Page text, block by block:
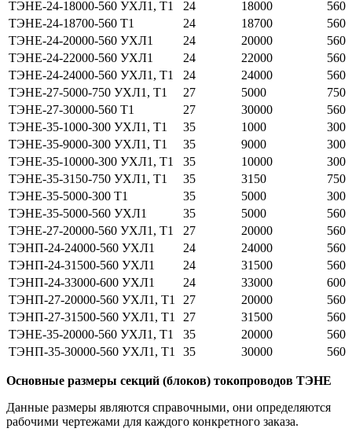
ТЭНЕ-24-18000-560 УХЛ1, Т1
24 18000
560
ТЭНЕ-24-18700-560 Т1
24 18700
560
ТЭНЕ-24-20000-560 УХЛ1
24 20000
560
ТЭНЕ-24-22000-560 УХЛ1
24 22000
560
ТЭНЕ-24-24000-560 УХЛ1, Т1
24 24000
560
ТЭНЕ-27-5000-750 УХЛ1, Т1
27 5000
750
ТЭНЕ-27-30000-560 Т1
27 30000
560
ТЭНЕ-35-1000-300 УХЛ1, Т1
35 1000
300
ТЭНЕ-35-9000-300 УХЛ1, Т1
35 9000
300
ТЭНЕ-35-10000-300 УХЛ1, Т1
35 10000
300
ТЭНЕ-35-3150-750 УХЛ1, Т1
35 3150
750
ТЭНЕ-35-5000-300 Т1
35 5000
300
ТЭНЕ-35-5000-560 УХЛ1
35 5000
560
ТЭНЕ-27-20000-560 УХЛ1, Т1
27 20000
560
ТЭНП-24-24000-560 УХЛ1
24 24000
560
ТЭНП-24-31500-560 УХЛ1
24 31500
560
ТЭНП-24-33000-600 УХЛ1
24 33000
600
ТЭНП-27-20000-560 УХЛ1, Т1
27 20000
560
ТЭНП-27-31500-560 УХЛ1, Т1
27 31500
560
ТЭНЕ-35-20000-560 УХЛ1, Т1
35 20000
560
ТЭНП-35-30000-560 УХЛ1, Т1
35 30000 560
Основные размеры секций (блоков) токопроводов ТЭНЕ
Данные размеры являются справочными, они определяются
рабочими чертежами для каждого конкретного заказа.